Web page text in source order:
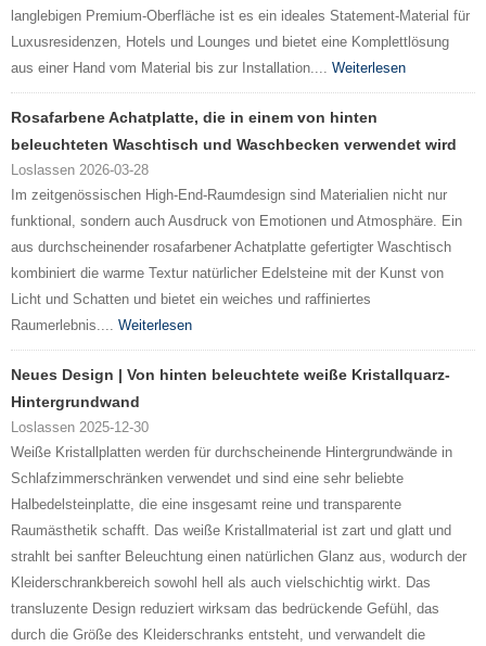
langlebigen Premium-Oberfläche ist es ein ideales Statement-Material für
Luxusresidenzen, Hotels und Lounges und bietet eine Komplettlösung
aus einer Hand vom Material bis zur Installation.... Weiterlesen
Rosafarbene Achatplatte, die in einem von hinten
beleuchteten Waschtisch und Waschbecken verwendet wird
Loslassen 2026-03-28
Im zeitgenössischen High-End-Raumdesign sind Materialien nicht nur
funktional, sondern auch Ausdruck von Emotionen und Atmosphäre. Ein
aus durchscheinender rosafarbener Achatplatte gefertigter Waschtisch
kombiniert die warme Textur natürlicher Edelsteine ​​mit der Kunst von
Licht und Schatten und bietet ein weiches und raffiniertes
Raumerlebnis.... Weiterlesen
Neues Design | Von hinten beleuchtete weiße Kristallquarz-
Hintergrundwand
Loslassen 2025-12-30
Weiße Kristallplatten werden für durchscheinende Hintergrundwände in
Schlafzimmerschränken verwendet und sind eine sehr beliebte
Halbedelsteinplatte, die eine insgesamt reine und transparente
Raumästhetik schafft. Das weiße Kristallmaterial ist zart und glatt und
strahlt bei sanfter Beleuchtung einen natürlichen Glanz aus, wodurch der
Kleiderschrankbereich sowohl hell als auch vielschichtig wirkt. Das
transluzente Design reduziert wirksam das bedrückende Gefühl, das
durch die Größe des Kleiderschranks entsteht, und verwandelt die